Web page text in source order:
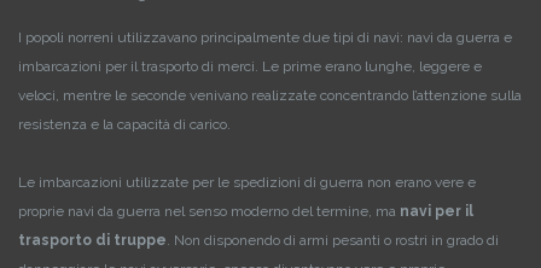
I popoli norreni utilizzavano principalmente due tipi di navi: navi da guerra e
imbarcazioni per il trasporto di merci. Le prime erano lunghe, leggere e
veloci, mentre le seconde venivano realizzate concentrando l’attenzione sulla
resistenza e la capacità di carico.
Le imbarcazioni utilizzate per le spedizioni di guerra non erano vere e
proprie navi da guerra nel senso moderno del termine, ma navi per il
trasporto di truppe. Non disponendo di armi pesanti o rostri in grado di